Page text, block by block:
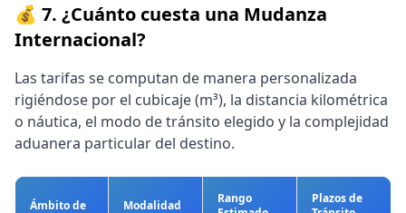
💰 7. ¿Cuánto cuesta una Mudanza
Internacional?
Las tarifas se computan de manera personalizada
rigiéndose por el cubicaje (m³), la distancia kilométrica
o náutica, el modo de tránsito elegido y la complejidad
aduanera particular del destino.
Ámbito de
Modalidad
Rango
Plazos de